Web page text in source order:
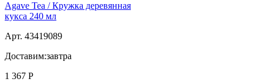
Agave Tea / Кружка деревянная
кукса 240 мл
Арт. 43419089
Доставим:завтра
1 367 Р